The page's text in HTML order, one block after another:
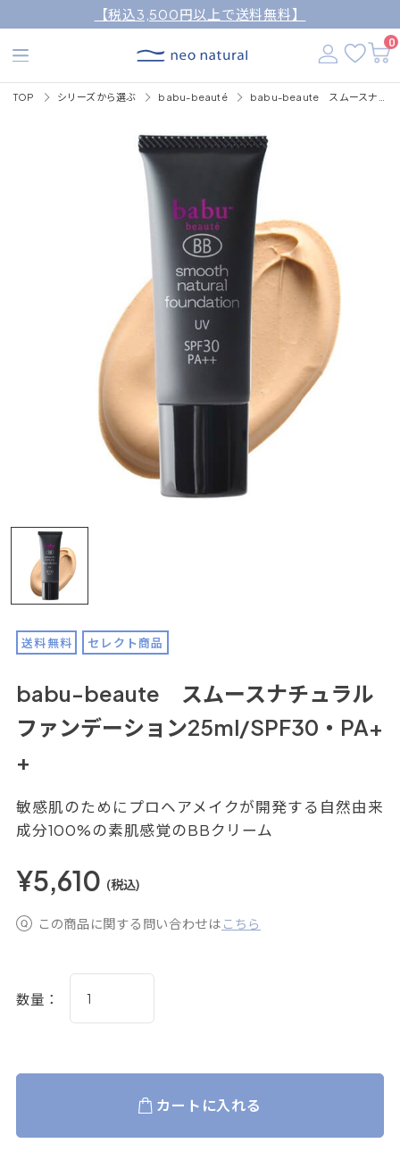
【税込3,500円以上で送料無料】
0
TOP シリーズから選ぶ babu-beauté
送料無料 セレクト商品
babu-beaute スムースナチュラル
ファンデーション25ml/SPF30・PA+
+
敏感肌のためにプロヘアメイクが開発する自然由来
成分100%の素肌感覚のBBクリーム
¥5,610 (税込)
この商品に関する問い合わせは こちら
数量：
カートに入れる